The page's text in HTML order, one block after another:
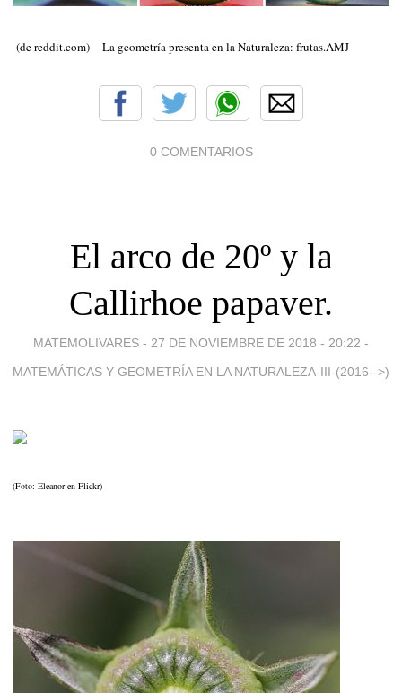
(de reddit.com) La geometría presenta en la Naturaleza: frutas.AMJ
0 COMENTARIOS
El arco de 20º y la
Callirhoe papaver.
MATEMOLIVARES - 27 DE NOVIEMBRE DE 2018 - 20:22 -
MATEMÁTICAS Y GEOMETRÍA EN LA NATURALEZA-III-(2016-->)
(Foto: Eleanor en Flickr)